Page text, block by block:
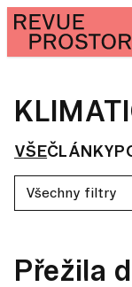
VŠEČLÁNKY
Všechny filtry
Přežila